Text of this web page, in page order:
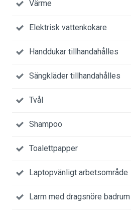
Värme
Elektrisk vattenkokare
Handdukar tillhandahålles
Sängkläder tillhandahålles
Tvål
Shampoo
Toalettpapper
Laptopvänligt arbetsområde
Larm med dragsnöre badrum